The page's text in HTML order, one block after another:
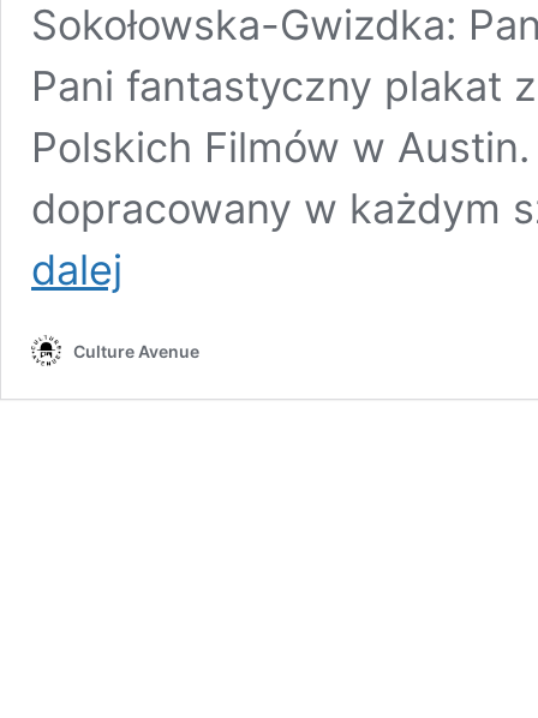
Sokołowska-Gwizdka:
Pani fantastyczny plakat
Polskich Filmów w
dopracowany w każdym
dalej
Culture Avenue